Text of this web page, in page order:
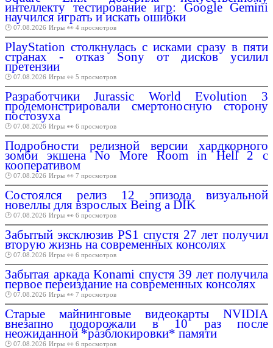
интеллекту тестирование игр: Google Gemini
научился играть и искать ошибки
🕑 07.08.2026 Игры 👀 4 просмотров
PlayStation столкнулась с исками сразу в пяти
странах - отказ Sony от дисков усилил
претензии
🕑 07.08.2026 Игры 👀 5 просмотров
Разработчики Jurassic World Evolution 3
продемонстрировали смертоносную сторону
постозуха
🕑 07.08.2026 Игры 👀 6 просмотров
Подробности релизной версии хардкорного
зомби экшена No More Room in Hell 2 с
кооперативом
🕑 07.08.2026 Игры 👀 7 просмотров
Состоялся релиз 12 эпизода визуальной
новеллы для взрослых Being a DIK
🕑 07.08.2026 Игры 👀 6 просмотров
Забытый эксклюзив PS1 спустя 27 лет получил
вторую жизнь на современных консолях
🕑 07.08.2026 Игры 👀 6 просмотров
Забытая аркада Konami спустя 39 лет получила
первое переиздание на современных консолях
🕑 07.08.2026 Игры 👀 7 просмотров
Старые майнинговые видеокарты NVIDIA
внезапно подорожали в 10 раз после
неожиданной *разблокировки* памяти
🕑 07.08.2026 Игры 👀 6 просмотров